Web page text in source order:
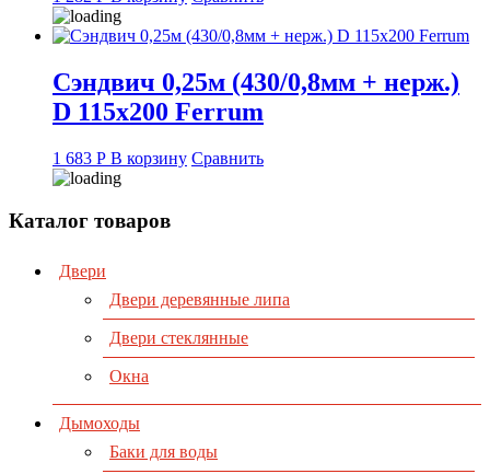
Сэндвич 0,25м (430/0,8мм + нерж.)
D 115х200 Ferrum
1 683 Р В корзину Сравнить
Каталог товаров
Двери
Двери деревянные липа
Двери стеклянные
Окна
Дымоходы
Баки для воды